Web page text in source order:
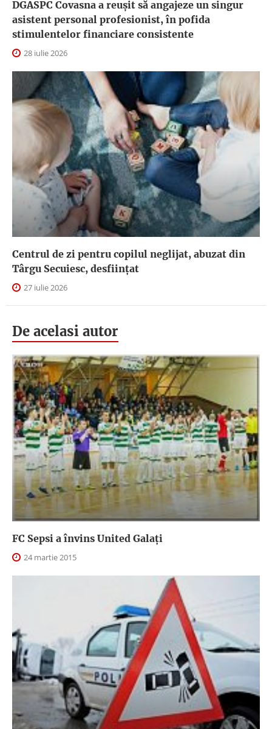
DGASPC Covasna a reuşit să angajeze un singur
asistent personal profesionist, în pofida
stimulentelor financiare consistente
28 iulie 2026
Centrul de zi pentru copilul neglijat, abuzat din
Târgu Secuiesc, desfiinţat
27 iulie 2026
De acelasi autor
FC Sepsi a învins United Galați
24 martie 2015